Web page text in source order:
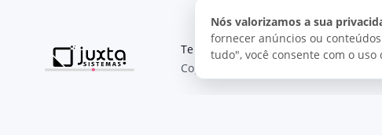
Nós valorizamos a sua
fornecer anúncios ou
tudo", você consente com o uso
Termos de uso Política de
Copyright © 2026, Juxta Sistemas.